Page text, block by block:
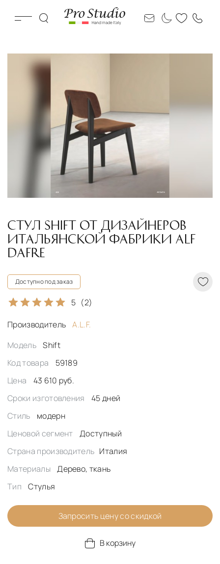
СТУЛ SHIFT ОТ ДИЗАЙНЕРОВ
ИТАЛЬЯНСКОЙ ФАБРИКИ ALF
DAFRE
Доступно под заказ
5 (2)
Производитель
A.L.F.
Модель
Shift
Код товара
59189
Цена
43 610 руб.
Сроки изготовления
45 дней
Стиль
модерн
Ценовой сегмент
Доступный
Страна производитель Италия
Материалы
Дерево, ткань
Тип
Стулья
Запросить цену со скидкой
В корзину